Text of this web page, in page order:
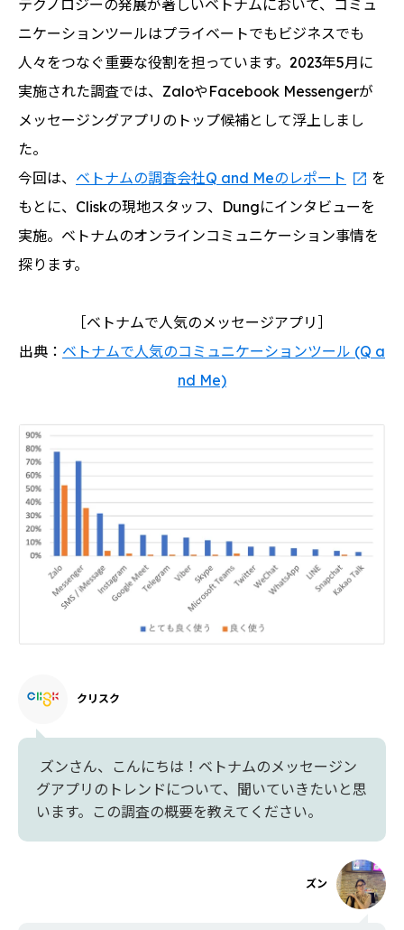
テクノロジーの発展が著しいベトナムにおいて、コミュ
ニケーションツールはプライベートでもビジネスでも
人々をつなぐ重要な役割を担っています。2023年5月に
実施された調査では、ZaloやFacebook Messengerが
メッセージングアプリのトップ候補として浮上しまし
た。
今回は、 ベトナムの調査会社Q and Meのレポート
を
もとに、Cliskの現地スタッフ、Dungにインタビューを
実施。ベトナムのオンラインコミュニケーション事情を
探ります。
［ベトナムで人気のメッセージアプリ］
出典： ベトナムで人気のコミュニケーションツール (Q a
nd Me)
クリスク
ズンさん、こんにちは！ベトナムのメッセージン
グアプリのトレンドについて、聞いていきたいと思
います。この調査の概要を教えてください。
ズン